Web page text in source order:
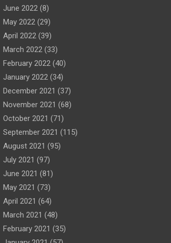
June 2022(8)
May 2022(29)
April 2022(39)
March 2022(33)
February 2022(40)
January 2022(34)
December 2021 (37)
November 2021 (68)
October 2021 (71)
September 2021 (115)
August 2021 (95)
July 2021 (97)
June 2021 (81)
May 2021 (73)
April 2021 (64)
March 2021 (48)
February 2021 (35)